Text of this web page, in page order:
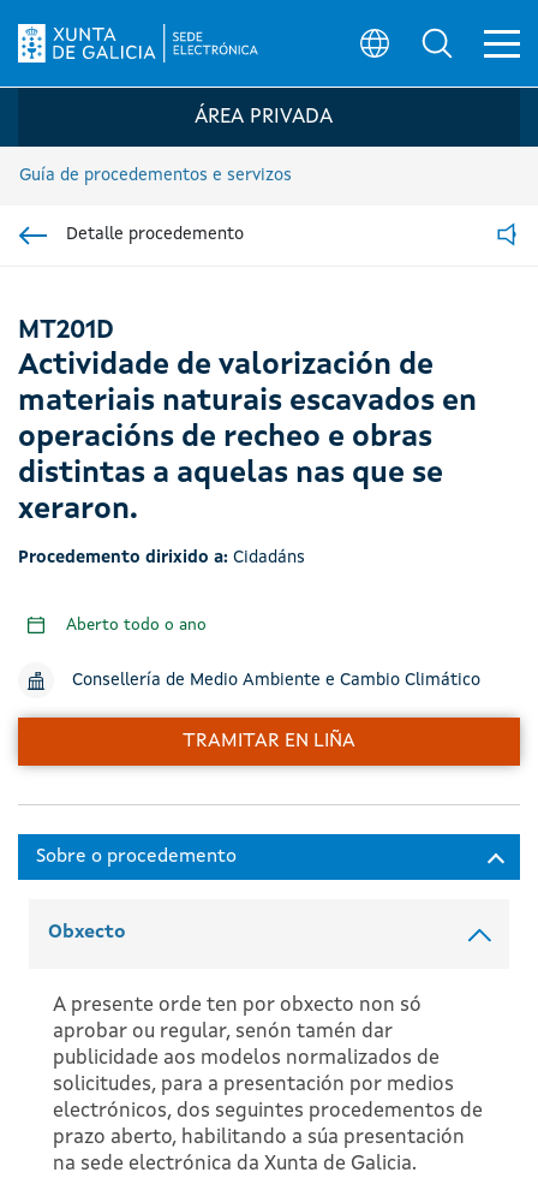
Logo da Sede electrónica da Xunta de
ÁREA PRIVADA
Guía de procedementos e servizos
Detalle procedemento
MT201D
Actividade de valorización de
materiais naturais escavados en
operacións de recheo e obras
distintas a aquelas nas que se
xeraron.
Procedemento dirixido a: Cidadáns
Aberto todo o ano
Consellería de Medio Ambiente e Cambio Climático
TRAMITAR EN LIÑA
Obxecto
A presente orde ten por obxecto non só
aprobar ou regular, senón tamén dar
publicidade aos modelos normalizados de
solicitudes, para a presentación por medios
electrónicos, dos seguintes procedementos de
prazo aberto, habilitando a súa presentación
na sede electrónica da Xunta de Galicia.